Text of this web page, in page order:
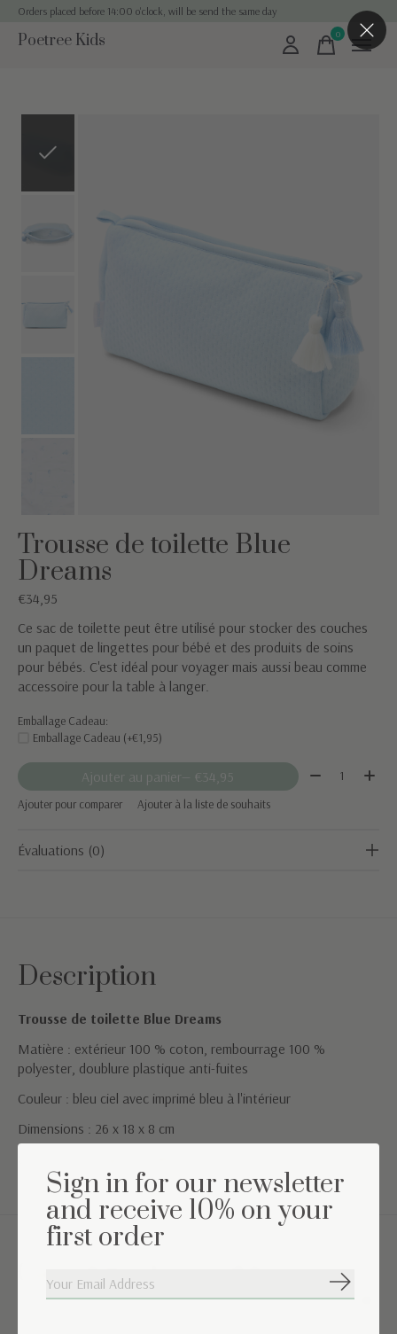
Orders placed before 14:00 o'clock, will be send the same day
Poetree Kids 0items
Trousse de toilette Blue
Dreams
€34,95
Ce sac de toilette peut être utilisé pour stocker des couches
un paquet de lingettes pour bébé et des produits de soins
pour bébés. C'est idéal pour voyager mais aussi beau comme
accessoire pour la table à langer.
Emballage Cadeau:
Emballage Cadeau (+€1,95)
Ajouter au panier — €34,95 Quantité:
Ajouter pour comparer Ajouter à la liste de souhaits
Évaluations (0)
Description
Trousse de toilette Blue Dreams
Matière : extérieur 100 % coton, rembourrage 100 %
polyester, doublure plastique anti-fuites
Couleur : bleu ciel avec imprimé bleu à l'intérieur
Dimensions : 26 x 18 x 8 cm
Complétez l'ensemble
Sign in for our newsletter
and receive 10% on your
first order
S'abonner